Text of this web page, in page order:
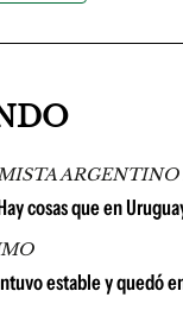
cosas que en
estable y quedó